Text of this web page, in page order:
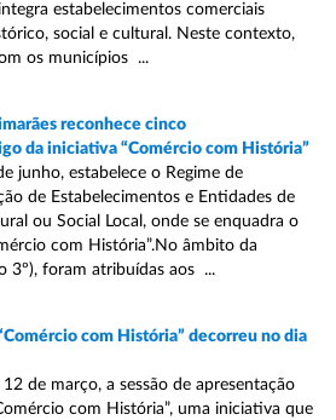
estabelecimentos comerciais
social e cultural. Neste contexto,
os municípios ...
reconhece cinco
da iniciativa “Comércio com História”
junho, estabelece o Regime de
de Estabelecimentos e Entidades de
ou Social Local, onde se enquadra o
com História”.No âmbito da
3º), foram atribuídas aos ...
com História” decorreu no dia
de março, a sessão de apresentação
com História”, uma iniciativa que